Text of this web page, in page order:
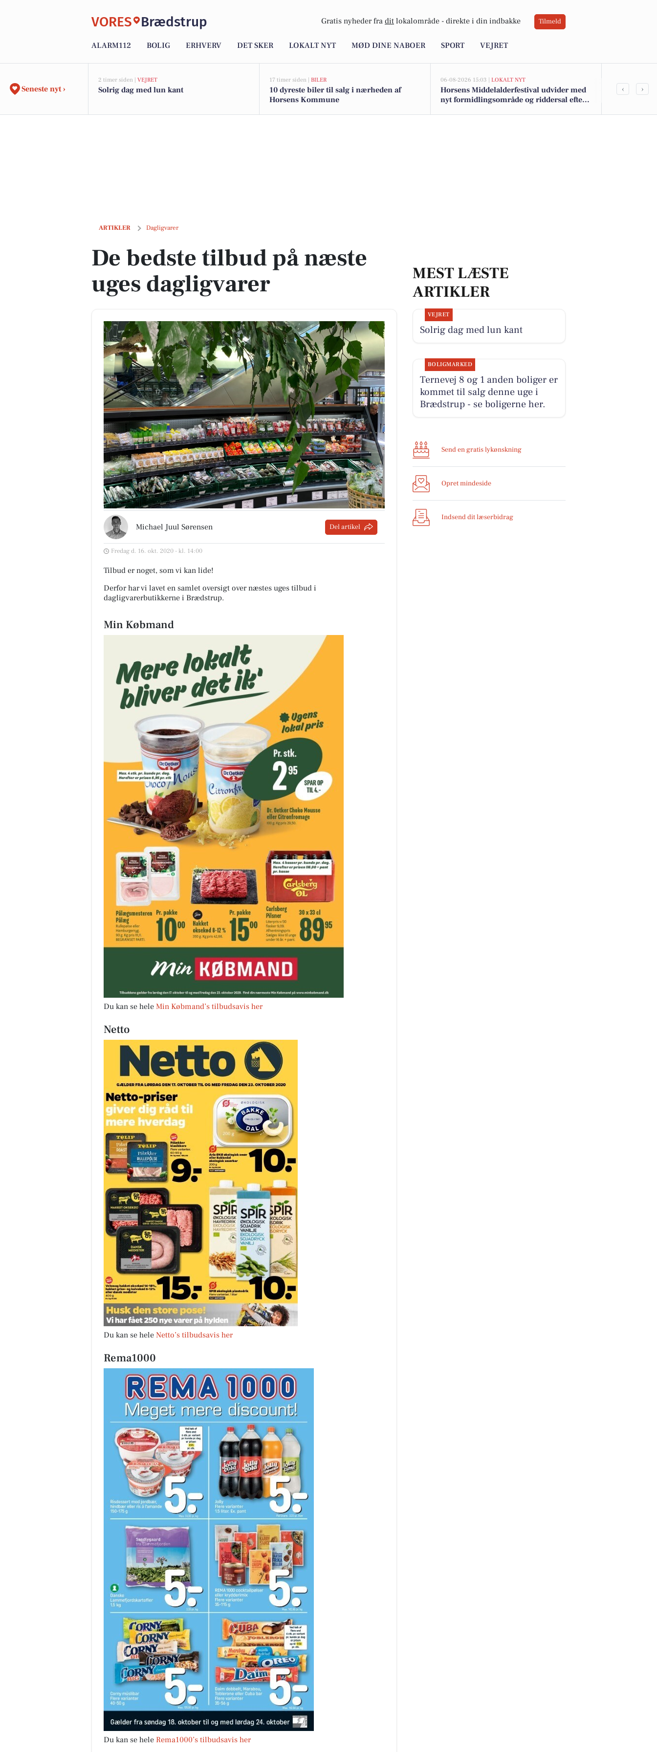
VORES Brædstrup Gratis nyheder fra dit lokalområde - direkte i din indbakke Tilmeld
ALARM112 BOLIG ERHVERV DET SKER LOKALT NYT MØD DINE NABOER SPORT VEJRET
Seneste nyt ›
2 timer siden | VEJRET
Solrig dag med lun kant
17 timer siden | BILER
10 dyreste biler til salg i nærheden af
Horsens Kommune
06-08-2026 15:03 | LOKALT NYT
Horsens Middelalderfestival udvider med
nyt formidlingsområde og riddersal efter
Ternevej 8
‹ ›
ARTIKLER Dagligvarer
De bedste tilbud på næste uges dagligvarer
De bedste tilbud på næste
uges dagligvarer
Michael Juul Sørensen Del artikel
Fredag d. 16. okt. 2020 - kl. 14:00
Tilbud er noget, som vi kan lide!
Derfor har vi lavet en samlet oversigt over næstes uges tilbud i
dagligvarerbutikkerne i Brædstrup.
Min Købmand
Du kan se hele Min Købmand’s tilbudsavis her
Netto
Du kan se hele Netto’s tilbudsavis her
Rema1000
Du kan se hele Rema1000’s tilbudsavis her
MEST LÆSTE
ARTIKLER
VEJRET
Solrig dag med lun kant
BOLIGMARKED
Ternevej 8 og 1 anden boliger er
kommet til salg denne uge i
Brædstrup - se boligerne her.
Send en gratis lykønskning
Opret mindeside
Indsend dit læserbidrag